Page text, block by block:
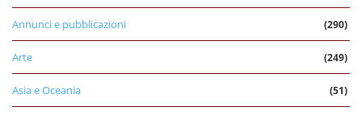
Annunci e pubblicazioni (290)
Arte (249)
Asia e Oceania (51)